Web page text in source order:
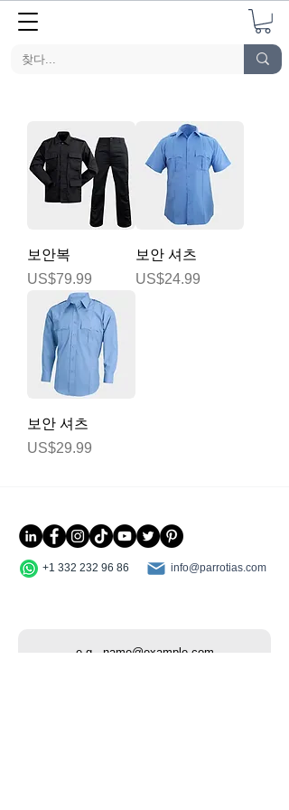
보안복
가격
US$79.99
보안 셔츠
가격
US$24.99
보안 셔츠
가격
US$29.99
+1 332 232 96 86 info@parrotias.com